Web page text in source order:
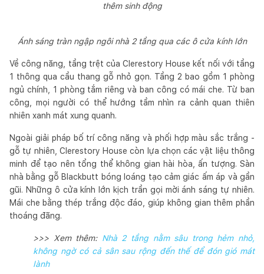
thêm sinh động
Ánh sáng tràn ngập ngôi nhà 2 tầng qua các ô cửa kính lớn
Về công năng, tầng trệt của Clerestory House kết nối với tầng
1 thông qua cầu thang gỗ nhỏ gọn. Tầng 2 bao gồm 1 phòng
ngủ chính, 1 phòng tắm riêng và ban công có mái che. Từ ban
công, mọi người có thể hướng tầm nhìn ra cảnh quan thiên
nhiên xanh mát xung quanh.
Ngoài giải pháp bố trí công năng và phối hợp màu sắc trắng -
gỗ tự nhiên, Clerestory House còn lựa chọn các vật liệu thông
minh để tạo nên tổng thể không gian hài hòa, ấn tượng. Sàn
nhà bằng gỗ Blackbutt bóng loáng tạo cảm giác ấm áp và gần
gũi. Những ô cửa kính lớn kịch trần gọi mời ánh sáng tự nhiên.
Mái che bằng thép trắng độc đáo, giúp không gian thêm phần
thoáng đãng.
>>> Xem thêm: Nhà 2 tầng nằm sâu trong hẻm nhỏ,
không ngờ có cả sân sau rộng đến thế để đón gió mát
lành